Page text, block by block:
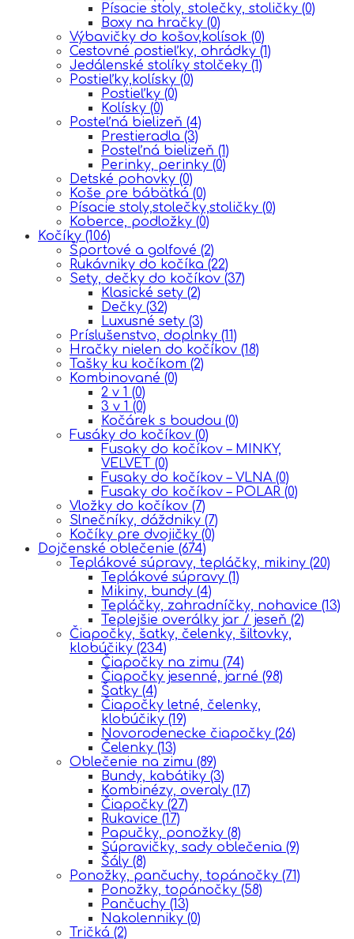
Písacie stoly, stolečky, stoličky (0)
Boxy na hračky (0)
Výbavičky do košov,kolísok (0)
Cestovné postieľky, ohrádky (1)
Jedálenské stolíky stolčeky (1)
Postieľky,kolísky (0)
Postieľky (0)
Kolísky (0)
Posteľná bielizeň (4)
Prestieradla (3)
Posteľná bielizeň (1)
Perinky, perinky (0)
Detské pohovky (0)
Koše pre bábätká (0)
Písacie stoly,stolečky,stoličky (0)
Koberce, podložky (0)
Kočíky (106)
Športové a golfové (2)
Rukávniky do kočíka (22)
Sety, dečky do kočíkov (37)
Klasické sety (2)
Dečky (32)
Luxusné sety (3)
Príslušenstvo, doplnky (11)
Hračky nielen do kočíkov (18)
Tašky ku kočíkom (2)
Kombinované (0)
2 v 1 (0)
3 v 1 (0)
Kočárek s boudou (0)
Fusáky do kočíkov (0)
Fusaky do kočíkov – MINKY,
VELVET (0)
Fusaky do kočíkov – VLNA (0)
Fusaky do kočíkov – POLAR (0)
Vložky do kočíkov (7)
Slnečníky, dáždniky (7)
Kočíky pre dvojičky (0)
Dojčenské oblečenie (674)
Teplákové súpravy, tepláčky, mikiny (20)
Teplákové súpravy (1)
Mikiny, bundy (4)
Tepláčky, zahradníčky, nohavice (13)
Teplejšie overálky jar / jeseň (2)
Čiapočky, šatky, čelenky, šiltovky,
klobúčiky (234)
Čiapočky na zimu (74)
Čiapočky jesenné, jarné (98)
Šatky (4)
Čiapočky letné, čelenky,
klobúčiky (19)
Novorodenecke čiapočky (26)
Čelenky (13)
Oblečenie na zimu (89)
Bundy, kabátiky (3)
Kombinézy, overaly (17)
Čiapočky (27)
Rukavice (17)
Papučky, ponožky (8)
Súpravičky, sady oblečenia (9)
Šály (8)
Ponožky, pančuchy, topánočky (71)
Ponožky, topánočky (58)
Pančuchy (13)
Nakolenniky (0)
Tričká (2)